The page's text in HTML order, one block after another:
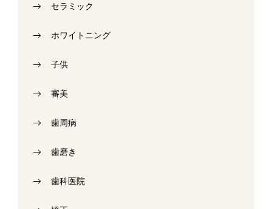
セラミック
ホワイトニング
子供
審美
歯周病
歯磨き
歯科医院